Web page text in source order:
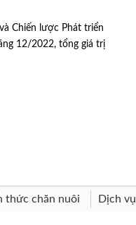
Chiến lược Phát triển
12/2022, tổng giá trị
thức chăn nuôi Dịch vụ